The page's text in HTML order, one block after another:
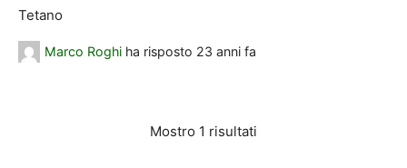
Tetano
Marco Roghi ha risposto 23 anni fa
Mostro 1 risultati